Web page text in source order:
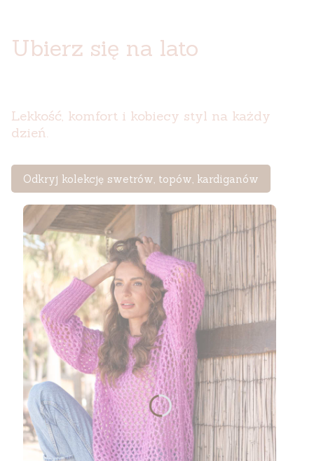
Ubierz się na lato
Lekkość, komfort i kobiecy styl na każdy
dzień.
Odkryj kolekcję swetrów, topów, kardiganów